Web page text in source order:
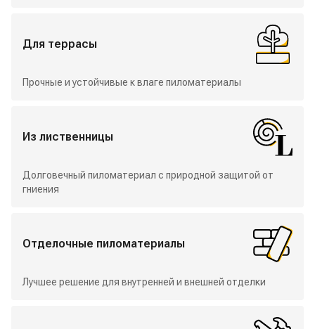
Для террасы
Прочные и устойчивые к влаге пиломатериалы
Из лиственницы
Долговечный пиломатериал с природной защитой от
гниения
Отделочные пиломатериалы
Лучшее решение для внутренней и внешней отделки